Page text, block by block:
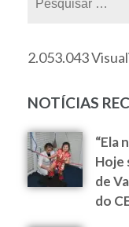
2.053.043
NOTÍCIAS
“Ela
Hoje
de
do